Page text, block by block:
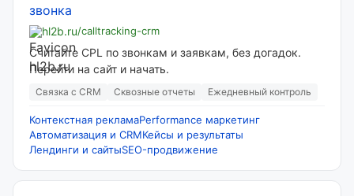
звонка
hl2b.ru/calltracking-crm
Считайте CPL по звонкам и заявкам, без догадок.
Перейти на сайт и начать.
Связка с CRM Сквозные отчеты Ежедневный контроль
Контекстная рекламаPerformance маркетинг
Автоматизация и CRMКейсы и результаты
Лендинги и сайтыSEO-продвижение